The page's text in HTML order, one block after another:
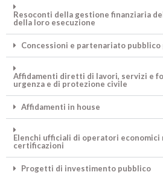
Resoconti della gestione finanziaria
della loro esecuzione
Concessioni e partenariato
Affidamenti diretti di lavori, servizi e
urgenza e di protezione civile
Affidamenti in house
Elenchi ufficiali di operatori
certificazioni
Progetti di investimento pubblico